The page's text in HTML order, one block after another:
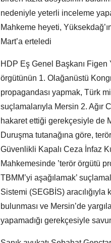
nedeniyle yeterli inceleme
Mahkeme heyeti,
Mart’a erteledi
HDP Eş Genel Başkanı Figen
örgütünün 1. Olağanüstü
propagandası yapmak, Türk
suçlamalarıyla Mersin 2. Ağır
hakaret ettiği gerekçesiyle de
Duruşma tutanağına göre,
Güvenlikli Kapalı Ceza İnfaz
Mahkemesinde ’terör örgütü
TBMM’yi aşağılamak’
Sistemi (SEGBİS) aracılığıyla
bulunması ve Mersin’de
yapamadığı gerekçesiyle